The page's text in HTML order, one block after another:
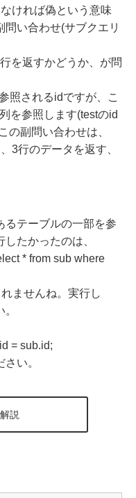
ければ偽という意味
い合わせ(サブクエリ
を返すかどうか、が問
照されるidですが、こ
を参照します(testのid
の副問い合わせは、
3行のデータを返す、
るテーブルの一部を参
たかったのは、
* from sub where
ませんね。実行し
= sub.id;
い。
説